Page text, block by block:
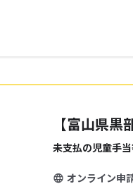
【富山県
未支払の児童手
オンライン申